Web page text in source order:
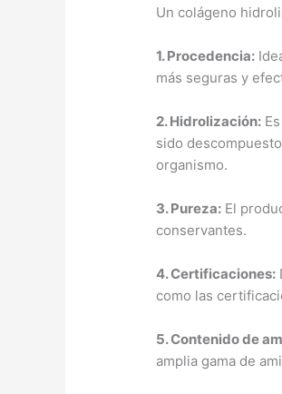
Un colágeno
1.Procedencia:
más seguras y
2.Hidrolización:
sido
organismo.
3.Pureza: El
conservantes.
4.Certificaciones:
como las
5.Contenido de
amplia gama de